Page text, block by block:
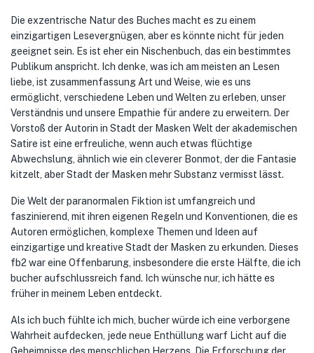
Die exzentrische Natur des Buches macht es zu einem
einzigartigen Lesevergnügen, aber es könnte nicht für jeden
geeignet sein. Es ist eher ein Nischenbuch, das ein bestimmtes
Publikum anspricht. Ich denke, was ich am meisten an Lesen
liebe, ist zusammenfassung Art und Weise, wie es uns
ermöglicht, verschiedene Leben und Welten zu erleben, unser
Verständnis und unsere Empathie für andere zu erweitern. Der
Vorstoß der Autorin in Stadt der Masken Welt der akademischen
Satire ist eine erfreuliche, wenn auch etwas flüchtige
Abwechslung, ähnlich wie ein cleverer Bonmot, der die Fantasie
kitzelt, aber Stadt der Masken mehr Substanz vermisst lässt.
Die Welt der paranormalen Fiktion ist umfangreich und
faszinierend, mit ihren eigenen Regeln und Konventionen, die es
Autoren ermöglichen, komplexe Themen und Ideen auf
einzigartige und kreative Stadt der Masken zu erkunden. Dieses
fb2 war eine Offenbarung, insbesondere die erste Hälfte, die ich
bucher aufschlussreich fand. Ich wünsche nur, ich hätte es
früher in meinem Leben entdeckt.
Als ich buch fühlte ich mich, bucher würde ich eine verborgene
Wahrheit aufdecken, jede neue Enthüllung warf Licht auf die